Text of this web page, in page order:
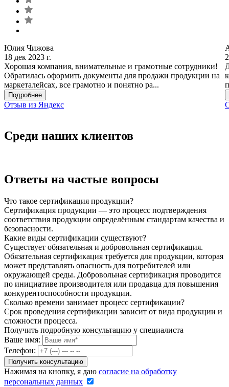
Юлия Чижова
18 дек 2023 г.
Хорошая компания, внимательные и грамотные сотрудники!
Обратилась оформить документы для продажи продукции на
маркеталейсах, все грамотно и понятно ра...
Подробнее
Отзыв из Яндекс
Среди наших клиентов
Ответы на частые вопросы
Что такое сертификация продукции?
Сертификация продукции — это процесс подтверждения
соответствия продукции определённым стандартам качества и
безопасности.
Какие виды сертификации существуют?
Существует обязательная и добровольная сертификация.
Обязательная сертификация требуется для продукции, которая
может представлять опасность для потребителей или
окружающей среды. Добровольная сертификация проводится
по инициативе производителя или продавца для повышения
конкурентоспособности продукции.
Сколько времени занимает процесс сертификации?
Срок проведения сертификации зависит от вида продукции и
сложности процесса.
Получить подробную консультацию у специалиста
Ваше имя:
Телефон:
Нажимая на кнопку, я даю согласие на обработку
персональных данных